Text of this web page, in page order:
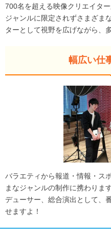
700名を超える映像クリエイタ
ジャンルに限定されずさまざま
ターとして視野を広げながら、
幅広い仕
バラエティから報道・情報・ス
まなジャンルの制作に携わりま
デューサー、総合演出として、
せますよ！